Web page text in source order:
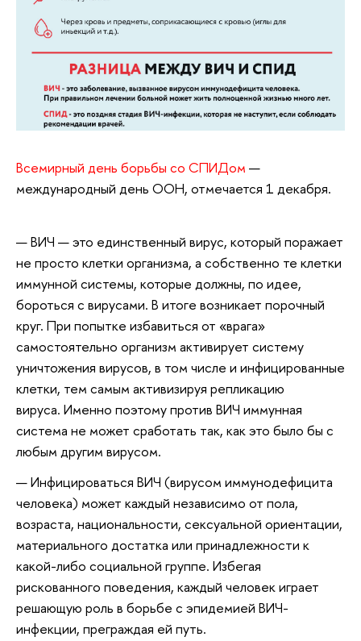
Всемирный день борьбы со СПИДом —
международный день ООН, отмечается 1 декабря.
ВИЧ — это единственный вирус, который поражает
не просто клетки организма, а собственно те клетки
иммунной системы, которые должны, по идее,
бороться с вирусами. В итоге возникает порочный
круг. При попытке избавиться от «врага»
самостоятельно организм активирует систему
уничтожения вирусов, в том числе и инфицированные
клетки, тем самым активизируя репликацию
вируса. Именно поэтому против ВИЧ иммунная
система не может сработать так, как это было бы с
любым другим вирусом.
Инфицироваться ВИЧ (вирусом иммунодефицита
человека) может каждый независимо от пола,
возраста, национальности, сексуальной ориентации,
материального достатка или принадлежности к
какой-либо социальной группе. Избегая
рискованного поведения, каждый человек играет
решающую роль в борьбе с эпидемией ВИЧ-
инфекции, преграждая ей путь.